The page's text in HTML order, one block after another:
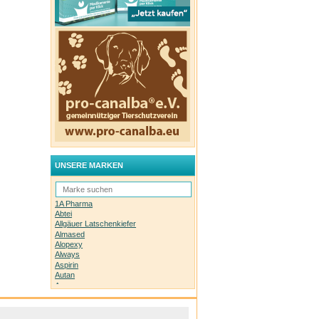
UNSERE MARKEN
1A Pharma
Abtei
Allgäuer Latschenkiefer
Almased
Alopexy
Always
Aspirin
Autan
Avene
Bachblüten-Orginal